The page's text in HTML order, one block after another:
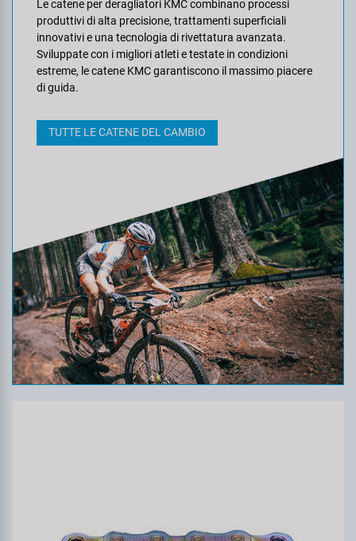
Le catene per deragliatori KMC combinano processi
produttivi di alta precisione, trattamenti superficiali
innovativi e una tecnologia di rivettatura avanzata.
Sviluppate con i migliori atleti e testate in condizioni
estreme, le catene KMC garantiscono il massimo piacere
di guida.
TUTTE LE CATENE DEL CAMBIO